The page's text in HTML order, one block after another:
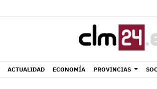
ACTUALIDAD ECONOMÍA PROVINCIAS